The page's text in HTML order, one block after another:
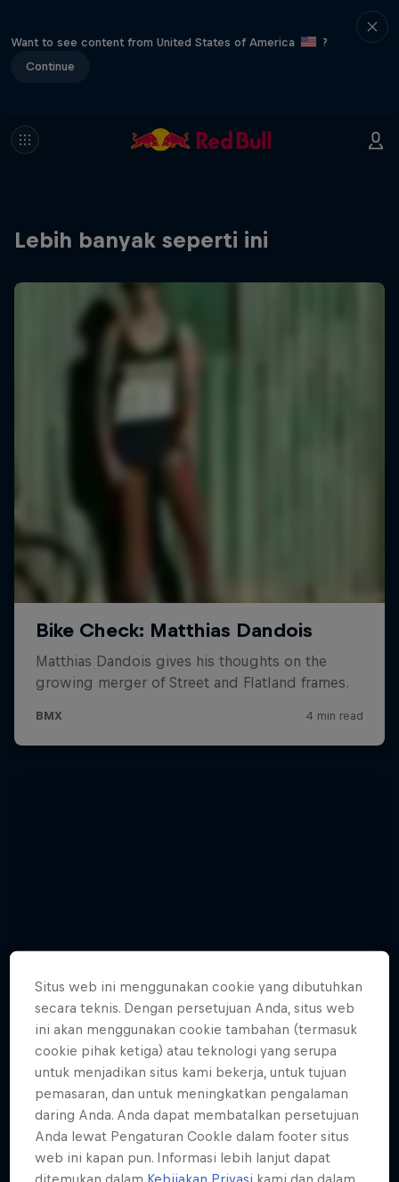
Want to see content from United States of America
?
Continue
Lebih banyak seperti ini
Kenneth Tencio - Best Pictures
4 Photos
Situs web ini menggunakan cookie yang dibutuhkan
secara teknis. Dengan persetujuan Anda, situs web
ini akan menggunakan cookie tambahan (termasuk
cookie pihak ketiga) atau teknologi yang serupa
untuk menjadikan situs kami bekerja, untuk tujuan
pemasaran, dan untuk meningkatkan pengalaman
daring Anda. Anda dapat membatalkan persetujuan
Anda lewat Pengaturan CookIe dalam footer situs
web ini kapan pun. Informasi lebih lanjut dapat
ditemukan dalam Kebijakan Privasi kami dan dalam